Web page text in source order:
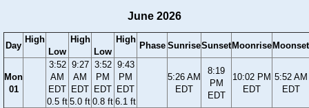
June 2026
Day
High
Low
High
Low
High
Phase SunriseSunsetMoonriseMoonset
Mon
01
3:52
AM
EDT
0.5 ft
9:27
AM
EDT
5.0 ft
3:52
PM
EDT
0.8 ft
9:43
PM
EDT
6.1 ft
5:26 AM
EDT
8:19
PM
EDT
10:02 PM
EDT
5:52 AM
EDT